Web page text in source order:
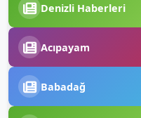
Denizli Haberleri
Acıpayam
Babadağ